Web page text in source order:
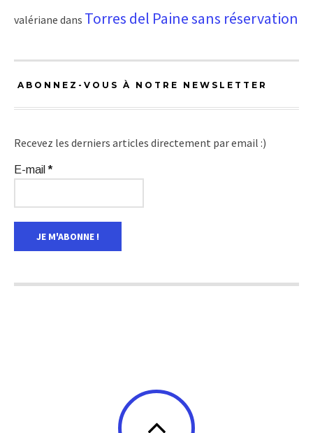
valériane dans Torres del Paine sans réservation
ABONNEZ-VOUS À NOTRE NEWSLETTER
Recevez les derniers articles directement par email :)
E-mail*